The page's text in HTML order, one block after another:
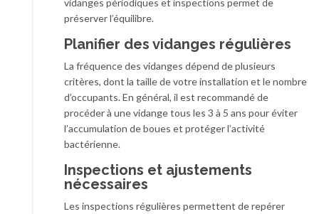
vidanges périodiques et inspections permet de
préserver l’équilibre.
Planifier des vidanges régulières
La fréquence des vidanges dépend de plusieurs
critères, dont la taille de votre installation et le nombre
d’occupants. En général, il est recommandé de
procéder à une vidange tous les 3 à 5 ans pour éviter
l’accumulation de boues et protéger l’activité
bactérienne.
Inspections et ajustements
nécessaires
Les inspections régulières permettent de repérer